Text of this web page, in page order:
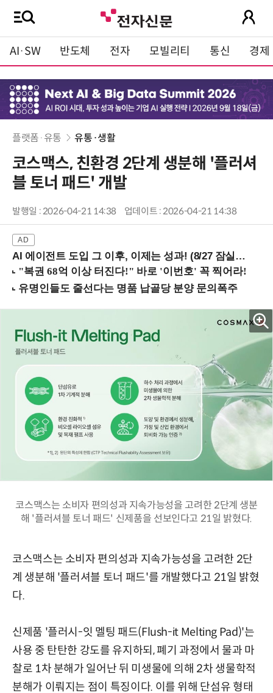
AI·SW 반도체 전자 모빌리티 통신 경제
플랫폼·유통 유통·생활
코스맥스, 친환경 2단계 생분해 '플러셔
블 토너 패드' 개발
발행일 : 2026-04-21 14:38 업데이트 : 2026-04-21 14:38
AI 에이전트 도입 그 이후, 이제는 성과! (8/27 잠실역)
코스맥스는 소비자 편의성과 지속가능성을 고려한 2단계 생분
해 '플러셔블 토너 패드' 신제품을 선보인다고 21일 밝혔다.
코스맥스는 소비자 편의성과 지속가능성을 고려한 2단
계 생분해 '플러셔블 토너 패드'를 개발했다고 21일 밝혔
다.
신제품 '플러시-잇 멜팅 패드(Flush-it Melting Pad)'는
사용 중 탄탄한 강도를 유지하되, 폐기 과정에서 물과 마
찰로 1차 분해가 일어난 뒤 미생물에 의해 2차 생물학적
분해가 이뤄지는 점이 특징이다. 이를 위해 단섬유 형태